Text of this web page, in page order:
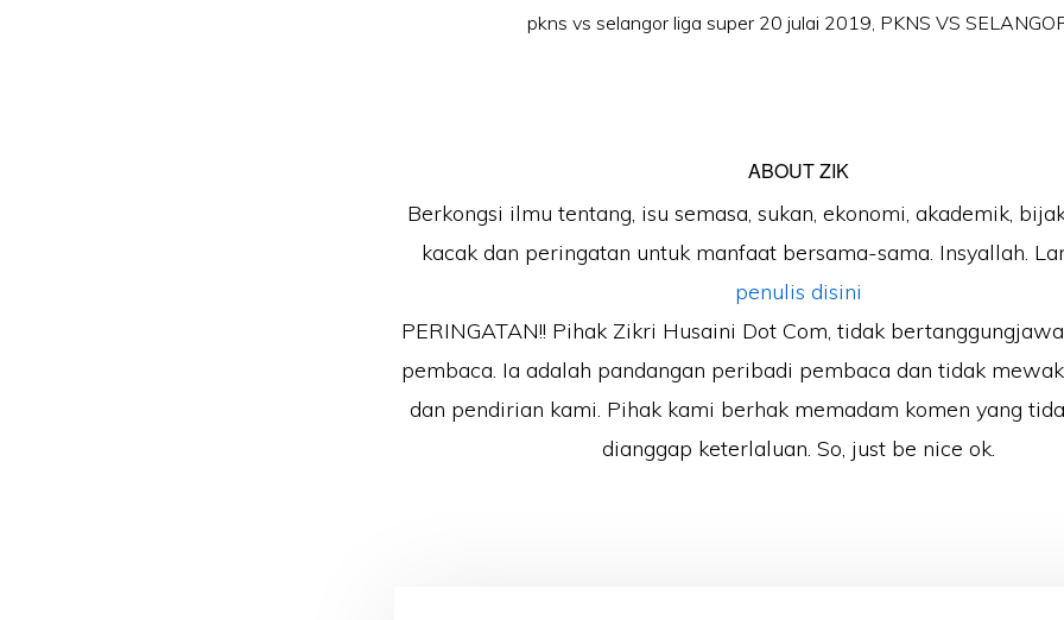
pkns vs selangor liga super 20 julai 2019, PKNS VS
ABOUTZIK
Berkongsi ilmu tentang, isu semasa, sukan, ekonomi, akademik,
kacak dan peringatan untuk manfaat bersama-sama. Insyallah.
penulis disini
PERINGATAN!! Pihak Zikri Husaini Dot Com, tidak
pembaca. Ia adalah pandangan peribadi pembaca dan tidak
dan pendirian kami. Pihak kami berhak memadam komen yang
dianggap keterlaluan. So, just be nice ok.